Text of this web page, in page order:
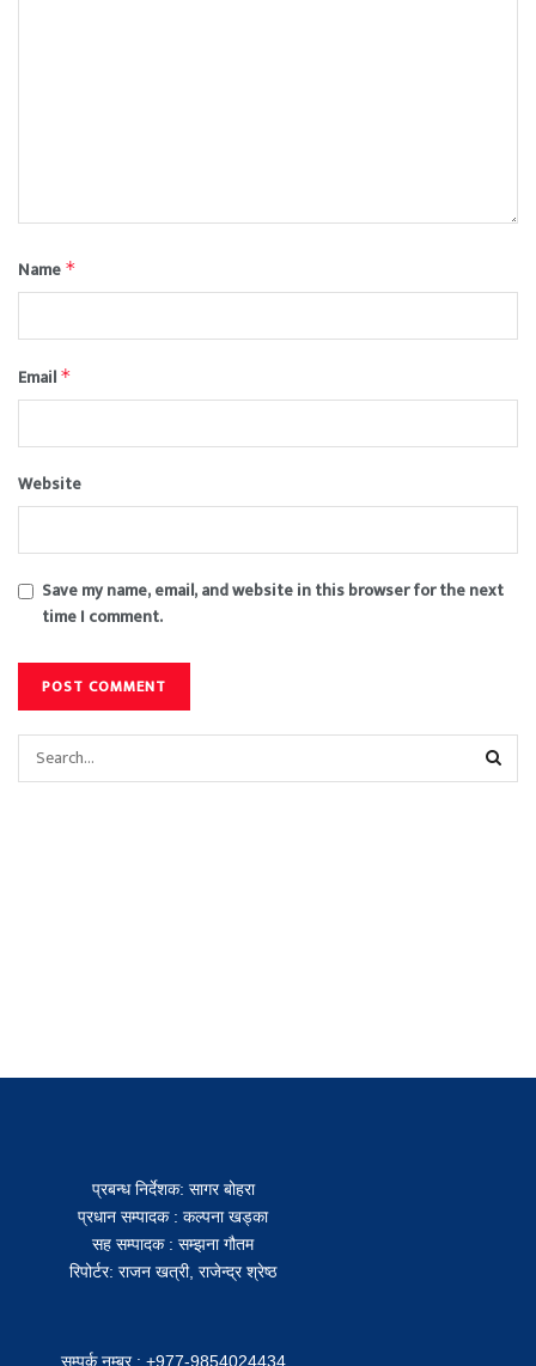
Name *
Email *
Website
Save my name, email, and website in this browser for the next
time I comment.
प्रबन्ध निर्देशक: सागर बोहरा
प्रधान सम्पादक : कल्पना खड्का
सह सम्पादक : सम्झना गौतम
रिपोर्टर: राजन खत्री, राजेन्द्र श्रेष्ठ
सम्पर्क नम्बर : +977-9854024434